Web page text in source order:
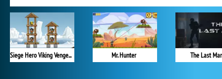
Siege Hero Viking Vengeance Mr. Hunter The Last